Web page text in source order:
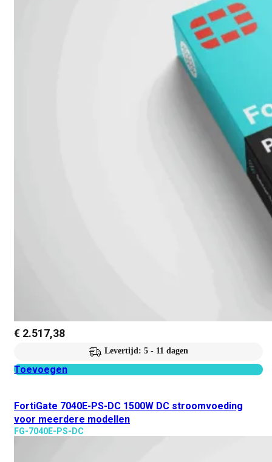
€ 2.517,38
Levertijd: 5 - 11 dagen
Toevoegen
FortiGate 7040E-PS-DC 1500W DC stroomvoeding
voor meerdere modellen
FG-7040E-PS-DC